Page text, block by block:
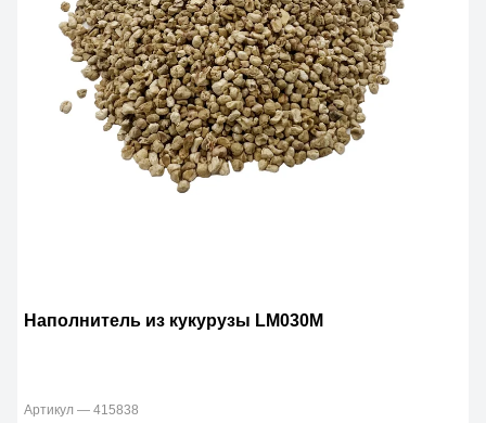
Наполнитель из кукурузы LM030M
Артикул — 415838